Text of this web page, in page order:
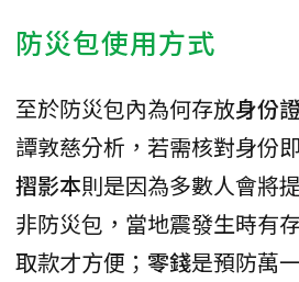
防災包使用方式
至於防災包內為何存放身份
譚敦慈分析，若需核對身份
摺影本則是因為多數人會將
非防災包，當地震發生時有
取款才方便； 零錢是預防萬